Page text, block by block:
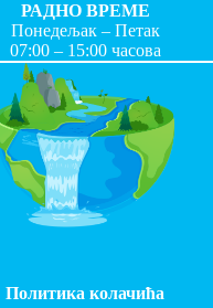
РАДНО ВРЕМЕ
Понедељак – Петак
07:00 – 15:00 часова
Политика колачића